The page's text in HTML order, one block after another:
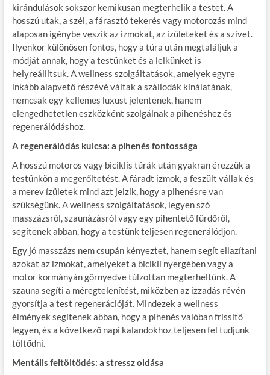
kirándulások sokszor kemikusan megterhelik a testet. A
hosszú utak, a szél, a fárasztó tekerés vagy motorozás mind
alaposan igénybe veszik az izmokat, az ízületeket és a szívet.
Ilyenkor különösen fontos, hogy a túra után megtaláljuk a
módját annak, hogy a testünket és a lelkünket is
helyreállítsuk. A wellness szolgáltatások, amelyek egyre
inkább alapvető részévé váltak a szállodák kínálatának,
nemcsak egy kellemes luxust jelentenek, hanem
elengedhetetlen eszközként szolgálnak a pihenéshez és
regenerálódáshoz.
A regenerálódás kulcsa: a pihenés fontossága
A hosszú motoros vagy biciklis túrák után gyakran érezzük a
testünkön a megerőltetést. A fáradt izmok, a feszült vállak és
a merev ízületek mind azt jelzik, hogy a pihenésre van
szükségünk. A wellness szolgáltatások, legyen szó
masszázsról, szaunázásról vagy egy pihentető fürdőről,
segítenek abban, hogy a testünk teljesen regenerálódjon.
Egy jó masszázs nem csupán kényeztet, hanem segít ellazítani
azokat az izmokat, amelyeket a bicikli nyergében vagy a
motor kormányán görnyedve túlzottan megterheltünk. A
szauna segíti a méregtelenítést, miközben az izzadás révén
gyorsítja a test regenerációját. Mindezek a wellness
élmények segítenek abban, hogy a pihenés valóban frissítő
legyen, és a következő napi kalandokhoz teljesen fel tudjunk
töltődni.
Mentális feltöltődés: a stressz oldása